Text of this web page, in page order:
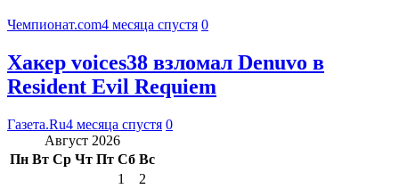
Чемпионат.com4 месяца спустя 0
Хакер voices38 взломал Denuvo в
Resident Evil Requiem
Газета.Ru4 месяца спустя 0
Август 2026
Пн Вт Ср Чт Пт Сб Вс
1
2